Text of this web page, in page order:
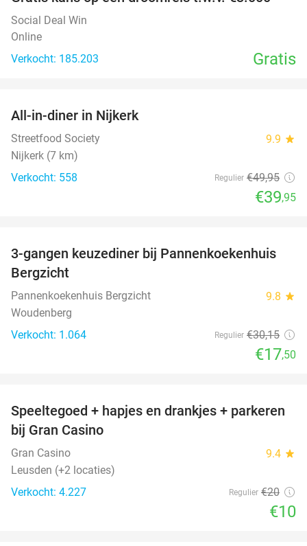
Social Deal Win
Online
Verkocht: 185.203
Gratis
All-in-diner in Nijkerk
Streetfood Society 9.9 star
Nijkerk (7 km)
Verkocht: 558
Regulier €49,95
€39,95
42%
3-gangen keuzediner bij Pannenkoekenhuis
Bergzicht
Pannenkoekenhuis Bergzicht 9.8 star
Woudenberg
Verkocht: 1.064
Regulier €30,15
€17,50
50%
Speeltegoed + hapjes en drankjes + parkeren
bij Gran Casino
Gran Casino 9.4 star
Leusden (+2 locaties)
Verkocht: 4.227
Regulier €20
€10